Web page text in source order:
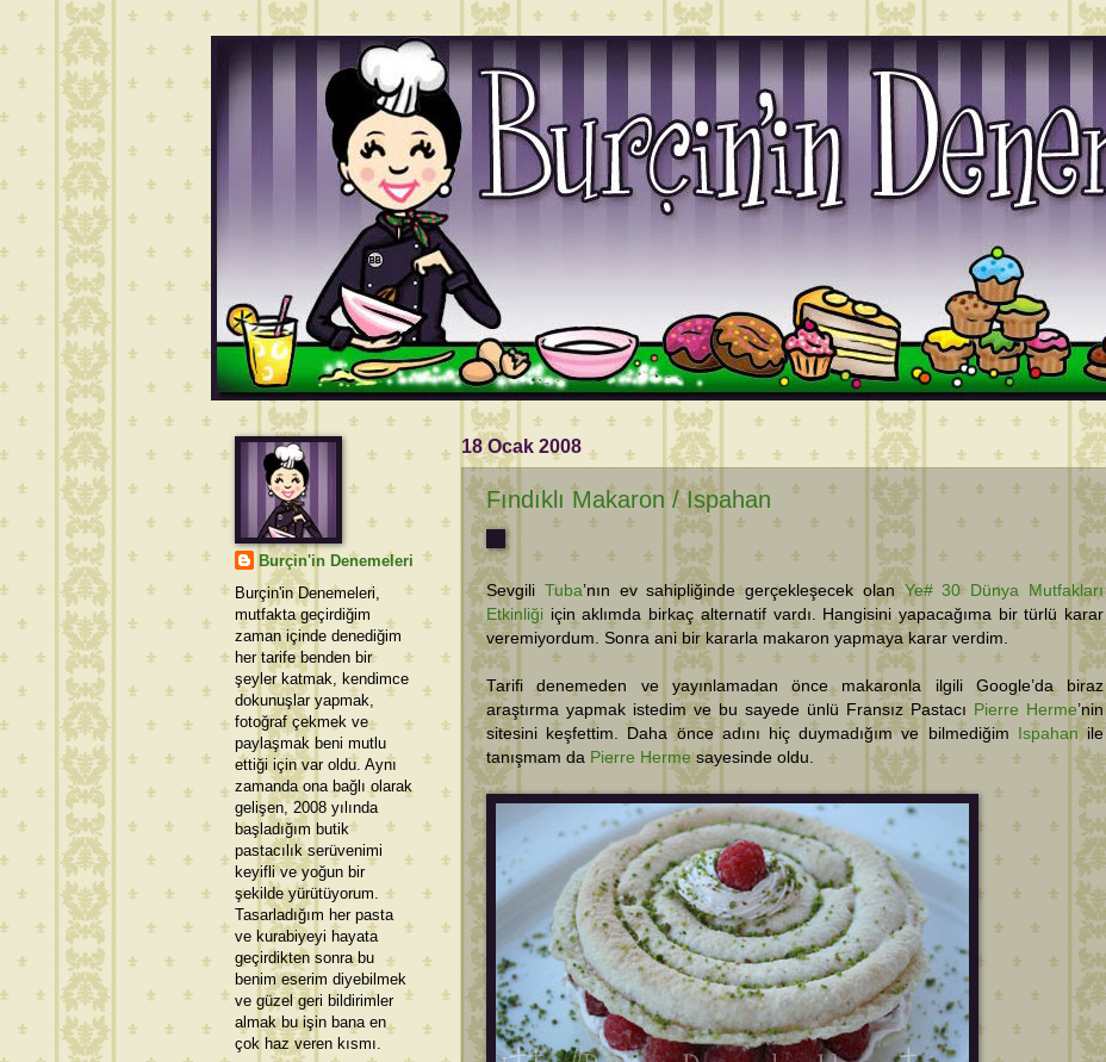
18 Ocak 2008
Fındıklı Makaron / Ispahan
Sevgili Tuba’nın ev sahipliğinde gerçekleşecek olanYe# 30 Dünya Mutfakları
Etkinliği için aklımda birkaç alternatif vardı. Hangisini yapacağıma bir türlü karar
veremiyordum. Sonra ani bir kararla makaron yapmaya karar verdim.
Tarifi denemeden ve yayınlamadan önce makaronla ilgili Google’da biraz
araştırma yapmak istedim ve bu sayede ünlü Fransız Pastacı Pierre Herme’nin
sitesini keşfettim. Daha önce adını hiç duymadığım ve bilmediğim
Ispahanile
tanışmam da Pierre Hermesayesinde oldu.
Burçin'in Denemeleri
Burçin'in Denemeleri,
mutfakta geçirdiğim
zaman içinde denediğim
her tarife benden bir
şeyler katmak, kendimce
dokunuşlar yapmak,
fotoğraf çekmek ve
paylaşmak beni mutlu
ettiği için var oldu. Aynı
zamanda ona bağlı olarak
gelişen, 2008 yılında
başladığım butik
pastacılık serüvenimi
keyifli ve yoğun bir
şekilde yürütüyorum.
Tasarladığım her pasta
ve kurabiyeyi hayata
geçirdikten sonra bu
benim eserim diyebilmek
ve güzel geri bildirimler
almak bu işin bana en
çok haz veren kısmı.